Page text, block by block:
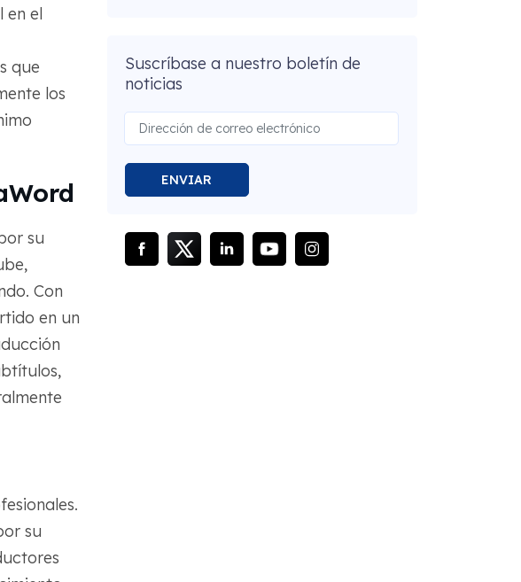
en el
que
los
su
Con
en un
su
Suscríbase a nuestro boletín de
noticias
ENVIAR